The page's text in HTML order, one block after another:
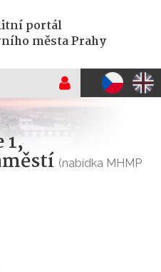
portál
města Prahy
1,
(nabídka MHMP